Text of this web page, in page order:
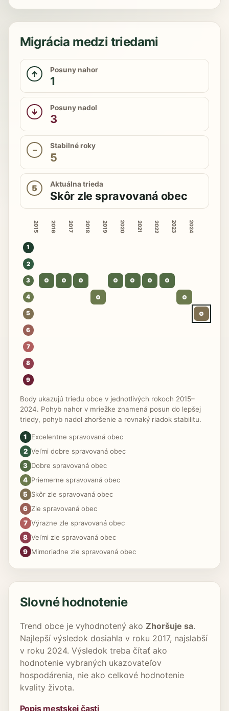
Migrácia medzi triedami
↑ Posuny nahor
1
↓ Posuny nadol
3
– Stabilné roky
5
5 Aktuálna trieda
Skôr zle spravovaná obec
2015 2016 2017 2018 2019 2020 2021 2022 2023 2024
1
2
3
4
5
6
7
8
9
Body ukazujú triedu obce v jednotlivých rokoch 2015–
2024. Pohyb nahor v mriežke znamená posun do lepšej
triedy, pohyb nadol zhoršenie a rovnaký riadok stabilitu.
1 Excelentne spravovaná obec
2 Veľmi dobre spravovaná obec
3 Dobre spravovaná obec
4 Priemerne spravovaná obec
5 Skôr zle spravovaná obec
6 Zle spravovaná obec
7 Výrazne zle spravovaná obec
8 Veľmi zle spravovaná obec
9 Mimoriadne zle spravovaná obec
Slovné hodnotenie
Trend obce je vyhodnotený ako Zhoršuje sa.
Najlepší výsledok dosiahla v roku 2017, najslabší
v roku 2024. Výsledok treba čítať ako
hodnotenie vybraných ukazovateľov
hospodárenia, nie ako celkové hodnotenie
kvality života.
Popis mestskej časti